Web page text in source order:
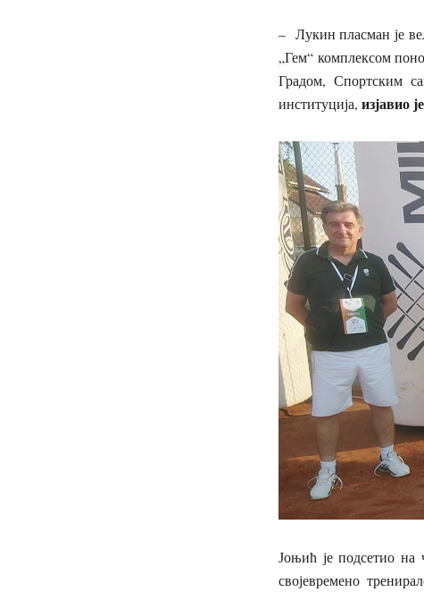
– Лукин пласман је
„Гем“ комплексом
Градом, Спортским
институција, изјавио је
Јоњић је подсетио на
својевремено